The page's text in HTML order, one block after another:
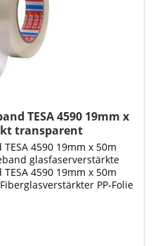
TESA 4590 19mm x
transparent
4590 19mm x 50m
glasfaserverstärkte
4590 19mm x 50m
PP-Folie